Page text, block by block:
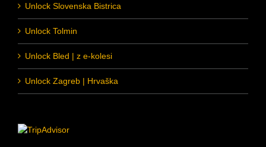
Unlock Slovenska Bistrica
Unlock Tolmin
Unlock Bled | z e-kolesi
Unlock Zagreb | Hrvaška